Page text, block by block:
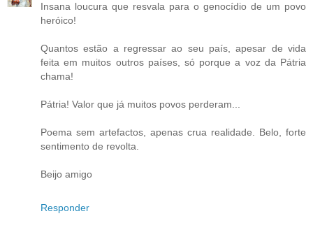
Insana loucura que resvala para o genocídio de um povo
heróico!
Quantos estão a regressar ao seu país, apesar de vida
feita em muitos outros países, só porque a voz da Pátria
chama!
Pátria! Valor que já muitos povos perderam...
Poema sem artefactos, apenas crua realidade. Belo, forte
sentimento de revolta.
Beijo amigo
Responder